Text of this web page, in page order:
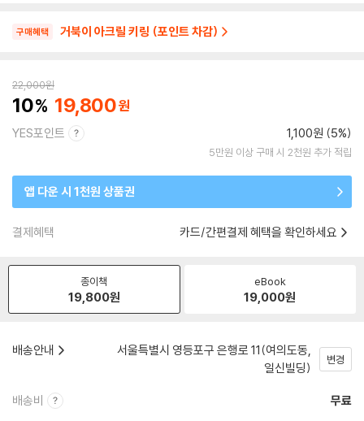
구매혜택 거북이 아크릴 키링 (포인트 차감)
22,000원
10 19,800
YES포인트 1,100원 (5%)
5만원 이상 구매 시 2천원 추가 적립
앱 다운 시 1천원 상품권
결제혜택 카드/간편결제 혜택을 확인하세요
종이책
19,800원
eBook
19,000원
배송안내
서울특별시 영등포구 은행로 11(여의도동,
일신빌딩)
변경
배송비 무료